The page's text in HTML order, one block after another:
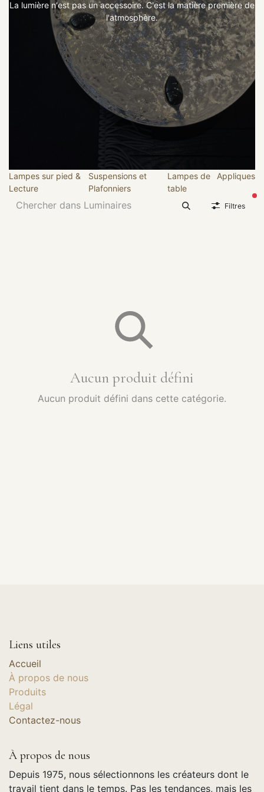
La lumière n'est pas un accessoire. C'est la matière première de
l'atmosphère.
Lampes sur pied &
Lecture
Suspensions et
Plafonniers
Lampes de
table
Appliques
Filtres
Aucun produit défini
Aucun produit défini dans cette catégorie.
Liens utiles
Accueil
À propos de nous
Produits
Légal
Contactez-nous
À propos de nous
Depuis 1975, nous sélectionnons les créateurs dont le
travail tient dans le temps. Pas les tendances, mais les